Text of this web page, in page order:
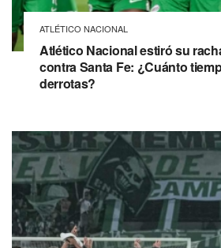
ATLÉTICO NACIONAL
Atlético Nacional estiró su
contra Santa Fe: ¿Cuánto
derrotas?